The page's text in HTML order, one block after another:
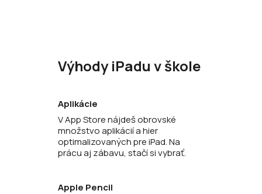
Výhody iPadu v škole
Aplikácie
V App Store nájdeš obrovské
množstvo aplikácií a hier
optimalizovaných pre iPad. Na
prácu aj zábavu, stačí si vybrať.
Apple Pencil